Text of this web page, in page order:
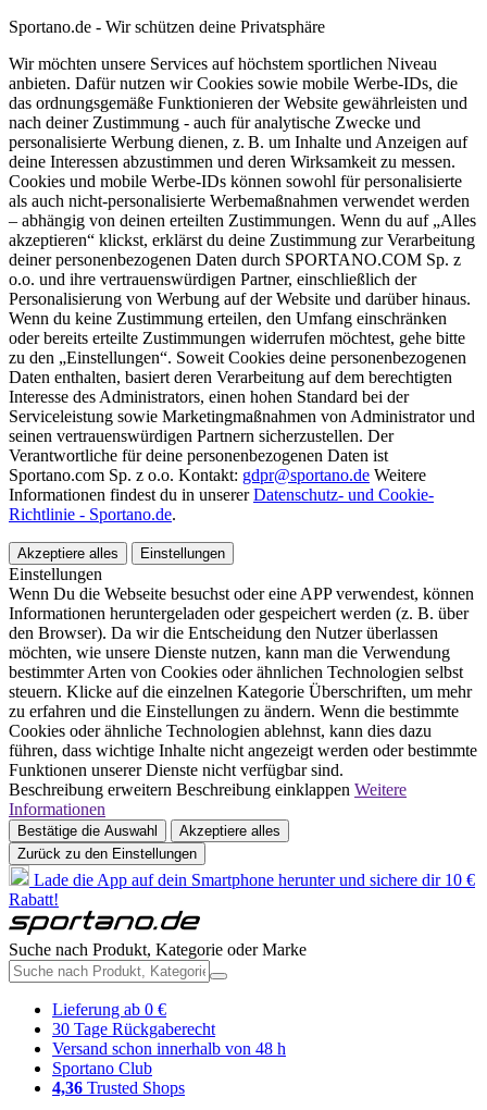
Sportano.de - Wir schützen deine Privatsphäre
Wir möchten unsere Services auf höchstem sportlichen Niveau
anbieten. Dafür nutzen wir Cookies sowie mobile Werbe-IDs, die
das ordnungsgemäße Funktionieren der Website gewährleisten und
nach deiner Zustimmung - auch für analytische Zwecke und
personalisierte Werbung dienen, z. B. um Inhalte und Anzeigen auf
deine Interessen abzustimmen und deren Wirksamkeit zu messen.
Cookies und mobile Werbe-IDs können sowohl für personalisierte
als auch nicht-personalisierte Werbemaßnahmen verwendet werden
– abhängig von deinen erteilten Zustimmungen. Wenn du auf „Alles
akzeptieren“ klickst, erklärst du deine Zustimmung zur Verarbeitung
deiner personenbezogenen Daten durch SPORTANO.COM Sp. z
o.o. und ihre vertrauenswürdigen Partner, einschließlich der
Personalisierung von Werbung auf der Website und darüber hinaus.
Wenn du keine Zustimmung erteilen, den Umfang einschränken
oder bereits erteilte Zustimmungen widerrufen möchtest, gehe bitte
zu den „Einstellungen“. Soweit Cookies deine personenbezogenen
Daten enthalten, basiert deren Verarbeitung auf dem berechtigten
Interesse des Administrators, einen hohen Standard bei der
Serviceleistung sowie Marketingmaßnahmen von Administrator und
seinen vertrauenswürdigen Partnern sicherzustellen. Der
Verantwortliche für deine personenbezogenen Daten ist
Sportano.com Sp. z o.o. Kontakt: gdpr@sportano.de Weitere
Informationen findest du in unsererDatenschutz- und Cookie-
Richtlinie - Sportano.de.
Akzeptiere alles Einstellungen
Einstellungen
Wenn Du die Webseite besuchst oder eine APP verwendest, können
Informationen heruntergeladen oder gespeichert werden (z. B. über
den Browser). Da wir die Entscheidung den Nutzer überlassen
möchten, wie unsere Dienste nutzen, kann man die Verwendung
bestimmter Arten von Cookies oder ähnlichen Technologien selbst
steuern. Klicke auf die einzelnen Kategorie Überschriften, um mehr
zu erfahren und die Einstellungen zu ändern. Wenn die bestimmte
Cookies oder ähnliche Technologien ablehnst, kann dies dazu
führen, dass wichtige Inhalte nicht angezeigt werden oder bestimmte
Funktionen unserer Dienste nicht verfügbar sind.
Beschreibung erweitern Beschreibung einklappen Weitere
Informationen
Bestätige die Auswahl
Akzeptiere alles
Zurück zu den Einstellungen
Lade die App auf dein Smartphone herunter und sichere dir 10 €
Rabatt!
Suche nach Produkt, Kategorie oder Marke
Lieferung ab 0 €
30 Tage Rückgaberecht
Versand schon innerhalb von 48 h
Sportano Club
4,36 Trusted Shops